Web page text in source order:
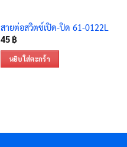
สายต่อสวิตช์เปิด-ปิด 61-0122L
45 ฿
หยิบใส่ตะกร้า